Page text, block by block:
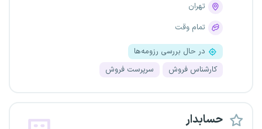
تهران
تمام وقت
در حال بررسی رزومه‌ها
کارشناس فروش
سرپرست فروش
حسابدار